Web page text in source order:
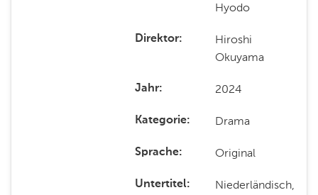
Hyodo
Direktor
Hiroshi
Okuyama
Jahr 2024
Kategorie Drama
Sprache Original
Untertitel
Niederländisch,